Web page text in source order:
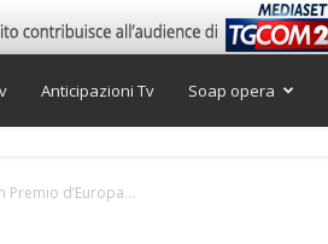
Anticipazioni Tv Soap opera
d’Europa...